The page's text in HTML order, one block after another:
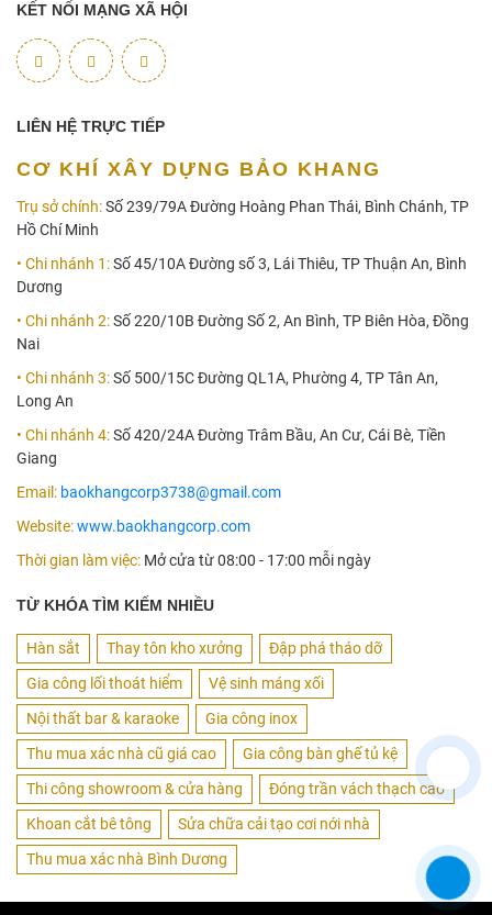
KẾT NỐI MẠNG XÃ HỘI
LIÊN HỆ TRỰC TIẾP
CƠ KHÍ XÂY DỰNG BẢO KHANG
Trụ sở chính:Số 239/79A Đường Hoàng Phan Thái, Bình Chánh, TP
Hồ Chí Minh
• Chi nhánh 1:Số 45/10A Đường số 3, Lái Thiêu, TP Thuận An, Bình
Dương
• Chi nhánh 2:Số 220/10B Đường Số 2, An Bình, TP Biên Hòa, Đồng
Nai
• Chi nhánh 3:Số 500/15C Đường QL1A, Phường 4, TP Tân An,
Long An
• Chi nhánh 4:Số 420/24A Đường Trâm Bầu, An Cư, Cái Bè, Tiền
Giang
Email: baokhangcorp3738@gmail.com
Website:www.baokhangcorp.com
Thời gian làm việc: Mở cửa từ 08:00 - 17:00 mỗi ngày
TỪ KHÓA TÌM KIẾM NHIỀU
Hàn sắt Thay tôn kho xưởng
Đập phá tháo dỡ
Gia công lối thoát hiểm
Vệ sinh máng xối
Nội thất bar & karaoke
Gia công inox
Thu mua xác nhà cũ giá cao
Gia công bàn ghế tủ kệ
Thi công showroom & cửa hàng
Đóng trần vách thạch cao
Khoan cắt bê tông
Sửa chữa cải tạo cơi nới nhà
Thu mua xác nhà Bình Dương